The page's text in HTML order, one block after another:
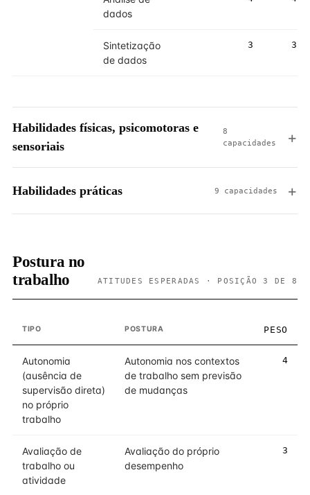
dados
Sintetização
de dados
3 3
Habilidades físicas, psicomotoras e
sensoriais
8
capacidades
Habilidades práticas 9 capacidades
Postura no
trabalho
ATITUDES ESPERADAS · POSIÇÃO 3 DE 8
TIPO POSTURA PESO
Autonomia
(ausência de
supervisão direta)
no próprio
trabalho
Autonomia nos contextos
de trabalho sem previsão
de mudanças
4
Avaliação de
trabalho ou
atividade
Avaliação do próprio
desempenho
3